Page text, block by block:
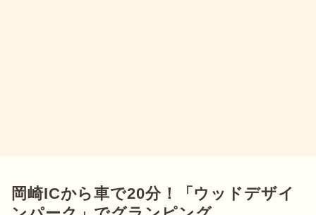
岡崎ICから車で20分！「ウッドデザイ